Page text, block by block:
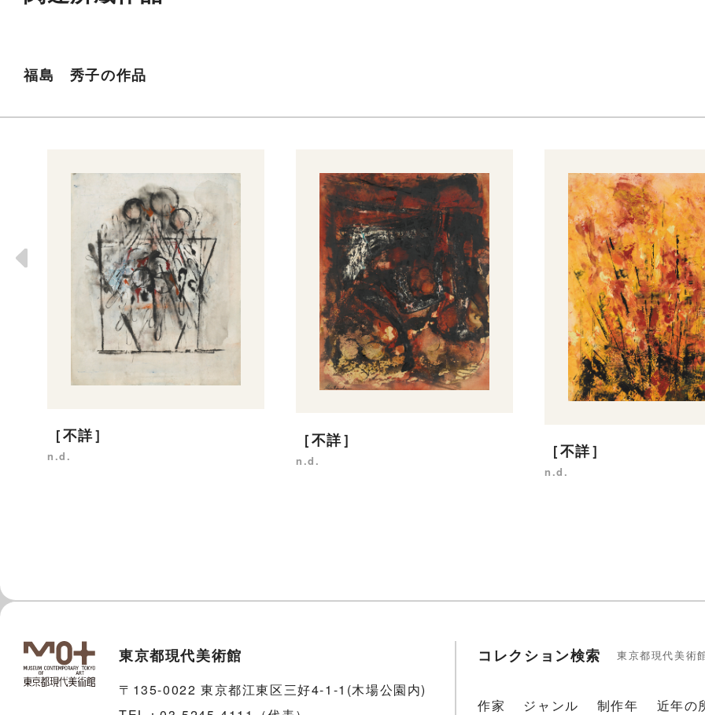
福島 秀子の作品
［不詳］
n.d.
［不詳］
n.d. ［不詳］
n.d.
東京都現代美術館
〒135-0022 東京都江東区三好4-1-1(木場公園内)
コレクション検索 東京都現代美術
作家 ジャンル 制作年 近年の